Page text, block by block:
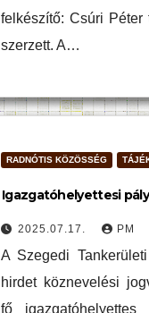
felkészítő: Csúri Péter
szerzett. A…
RADNÓTIS KÖZÖSSÉG
Igazgatóhelyettesi
2025.07.17. PM
A Szegedi
hirdet köznevelési
fő igazgatóhelyettes